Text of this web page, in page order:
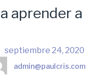
aprender a
septiembre 24, 2020
admin@paulcris.com